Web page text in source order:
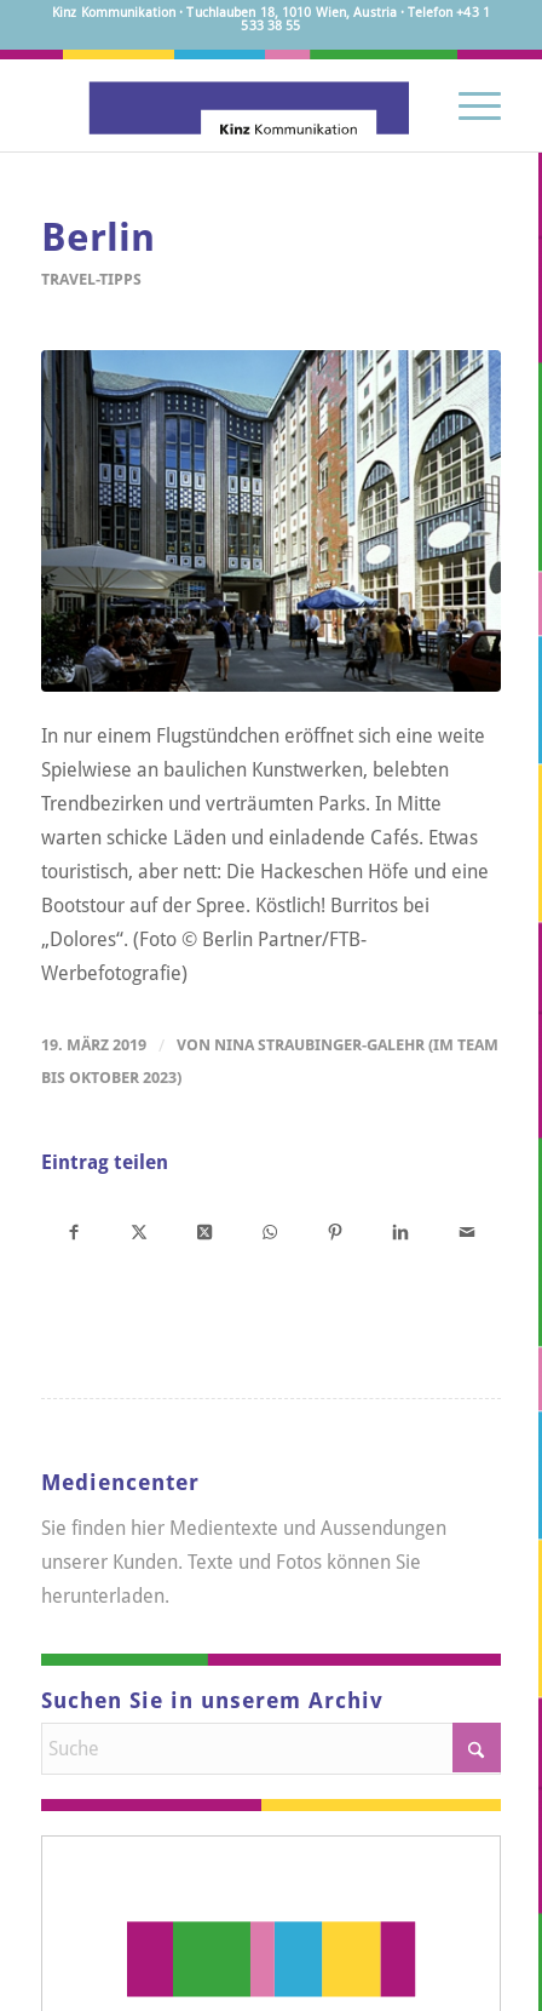
Kinz Kommunikation · Tuchlauben 18, 1010 Wien, Austria · Telefon +43 1
533 38 55
Berlin
TRAVEL-TIPPS
In nur einem Flugstündchen eröffnet sich eine weite
Spielwiese an baulichen Kunstwerken, belebten
Trendbezirken und verträumten Parks. In Mitte
warten schicke Läden und einladende Cafés. Etwas
touristisch, aber nett: Die Hackeschen Höfe und eine
Bootstour auf der Spree. Köstlich! Burritos bei
„Dolores“. (Foto © Berlin Partner/FTB-
Werbefotografie)
19. MÄRZ 2019 / VON NINA STRAUBINGER-GALEHR (IM TEAM
BIS OKTOBER 2023)
Eintrag teilen
Mediencenter
Sie finden hier Medientexte und Aussendungen
unserer Kunden. Texte und Fotos können Sie
herunterladen.
Suchen Sie in unserem Archiv